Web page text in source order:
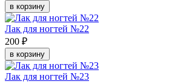
в корзину
Лак для ногтей №22
200 ₽
в корзину
Лак для ногтей №23